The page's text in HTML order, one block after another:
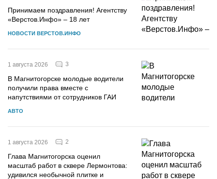
Принимаем поздравления! Агентству
«Верстов.Инфо» – 18 лет
НОВОСТИ ВЕРСТОВ.ИНФО
1 августа 2026 3
В Магнитогорске молодые водители
получили права вместе с
напутствиями от сотрудников ГАИ
АВТО
1 августа 2026 2
Глава Магнитогорска оценил
масштаб работ в сквере Лермонтова:
удивился необычной плитке и